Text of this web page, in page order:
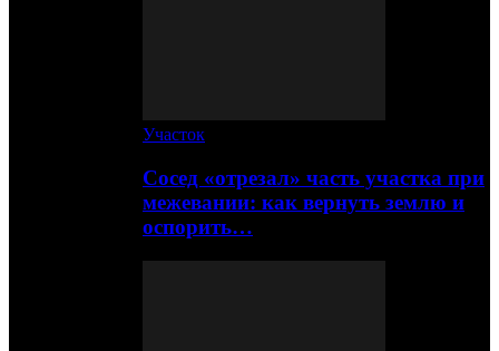
Участок
Сосед «отрезал» часть участка при
межевании: как вернуть землю и
оспорить…